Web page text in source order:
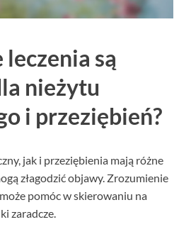
są
nieżytu
i przeziębień?
jak i przeziębienia mają różne
złagodzić objawy. Zrozumienie
pomóc w skierowaniu na
zaradcze.